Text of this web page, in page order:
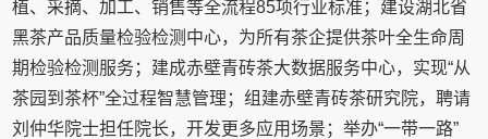
植、采摘、加工、销售等全流程85项行业标准；建设湖北省
黑茶产品质量检验检测中心，为所有茶企提供茶叶全生命周
期检验检测服务；建成赤壁青砖茶大数据服务中心，实现“从
茶园到茶杯”全过程智慧管理；组建赤壁青砖茶研究院，聘请
刘仲华院士担任院长，开发更多应用场景；举办“一带一路”